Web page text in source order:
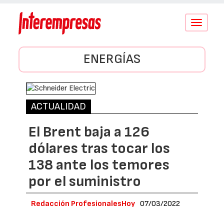
Conmutar
ENERGÍAS
ACTUALIDAD
El Brent baja a 126
dólares tras tocar los
138 ante los temores
por el suministro
Redacción ProfesionalesHoy 07/03/2022